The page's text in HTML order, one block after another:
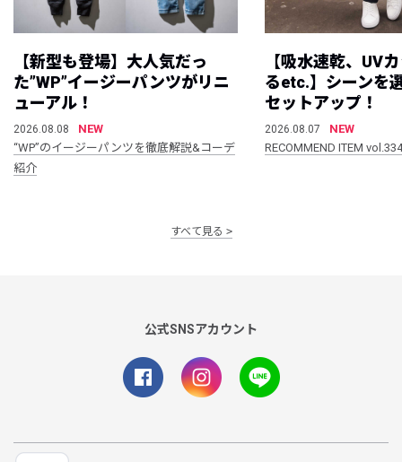
【新型も登場】大人気だっ
た”WP”イージーパンツがリニ
ューアル！
2026.08.08
NEW
“WP”のイージーパンツを徹底解説&コーデ
紹介
【吸水速乾、UV
るetc.】シーンを
セットアップ！
2026.08.07
NEW
RECOMMEND ITEM vol.334
すべて見る
公式SNSアカウント